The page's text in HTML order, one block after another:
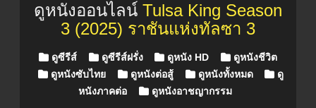
ดูหนังออนไลน์ Tulsa King Season
3 (2025) ราชันแห่งทัลซา 3
Posted in
ดูซีรีส์ ดูซีรีส์ฝรั่ง ดูหนัง HD
ดูหนังชีวิต
ดูหนังซับไทย
ดูหนังต่อสู้ ดูหนังทั้งหมด
ดู
หนังภาคต่อ
ดูหนังอาชญากรรม